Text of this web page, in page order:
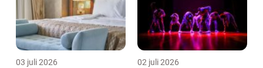
03 juli 2026 02 juli 2026